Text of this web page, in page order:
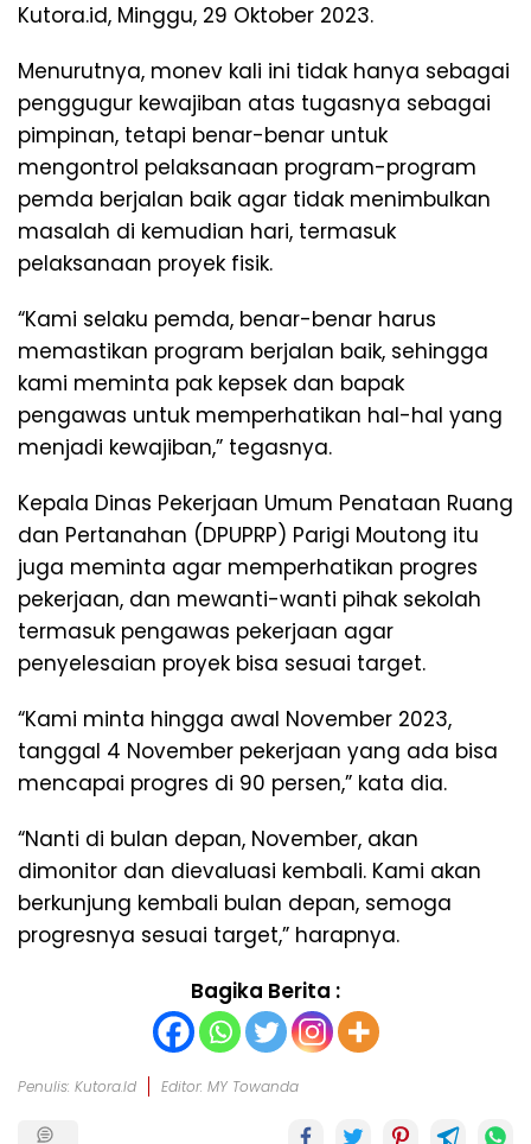
Kutora.id, Minggu, 29 Oktober 2023.
Menurutnya, monev kali ini tidak hanya sebagai
penggugur kewajiban atas tugasnya sebagai
pimpinan, tetapi benar-benar untuk
mengontrol pelaksanaan program-program
pemda berjalan baik agar tidak menimbulkan
masalah di kemudian hari, termasuk
pelaksanaan proyek fisik.
“Kami selaku pemda, benar-benar harus
memastikan program berjalan baik, sehingga
kami meminta pak kepsek dan bapak
pengawas untuk memperhatikan hal-hal yang
menjadi kewajiban,” tegasnya.
Kepala Dinas Pekerjaan Umum Penataan Ruang
dan Pertanahan (DPUPRP) Parigi Moutong itu
juga meminta agar memperhatikan progres
pekerjaan, dan mewanti-wanti pihak sekolah
termasuk pengawas pekerjaan agar
penyelesaian proyek bisa sesuai target.
“Kami minta hingga awal November 2023,
tanggal 4 November pekerjaan yang ada bisa
mencapai progres di 90 persen,” kata dia.
“Nanti di bulan depan, November, akan
dimonitor dan dievaluasi kembali. Kami akan
berkunjung kembali bulan depan, semoga
progresnya sesuai target,” harapnya.
Bagika Berita :
Penulis: Kutora.id Editor: MY Towanda